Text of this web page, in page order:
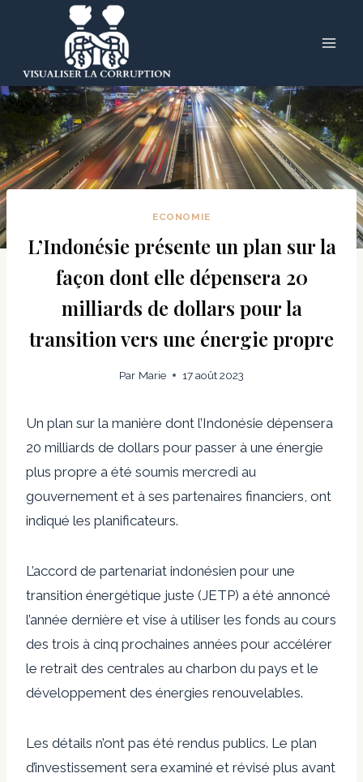
ECONOMIE
L’Indonésie présente un plan sur la
façon dont elle dépensera 20
milliards de dollars pour la
transition vers une énergie propre
Par Marie 17 août 2023
Un plan sur la manière dont l’Indonésie dépensera
20 milliards de dollars pour passer à une énergie
plus propre a été soumis mercredi au
gouvernement et à ses partenaires financiers, ont
indiqué les planificateurs.
L’accord de partenariat indonésien pour une
transition énergétique juste (JETP) a été annoncé
l’année dernière et vise à utiliser les fonds au cours
des trois à cinq prochaines années pour accélérer
le retrait des centrales au charbon du pays et le
développement des énergies renouvelables.
Les détails n’ont pas été rendus publics. Le plan
d’investissement sera examiné et révisé plus avant